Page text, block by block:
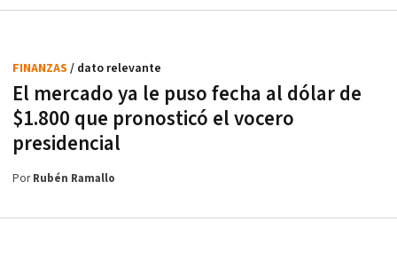
El mercado ya le puso fecha al dólar de
$1.800 que pronosticó el vocero
presidencial
FINANZAS / dato relevante
PorRubén Ramallo